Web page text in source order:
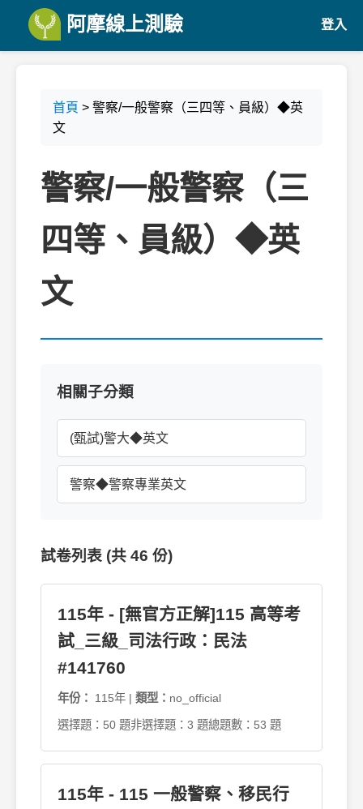
阿摩線上測驗 登入
首頁 > 警察/一般警察（三四等、員級）◆英
文
警察/一般警察（三
四等、員級）◆英
文
相關子分類
(甄試)警大◆英文
警察◆警察專業英文
試卷列表 (共 46 份)
115年 - [無官方正解]115 高等考
試_三級_司法行政：民法
#141760
年份： 115年 | 類型： no_official
選擇題：50 題非選擇題：3 題總題數：53 題
115年 - 115 一般警察、移民行